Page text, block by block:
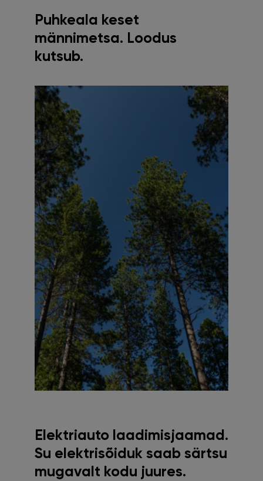
Puhkeala keset
männimetsa. Loodus
kutsub.
Elektriauto laadimisjaamad.
Su elektrisõiduk saab särtsu
mugavalt kodu juures.